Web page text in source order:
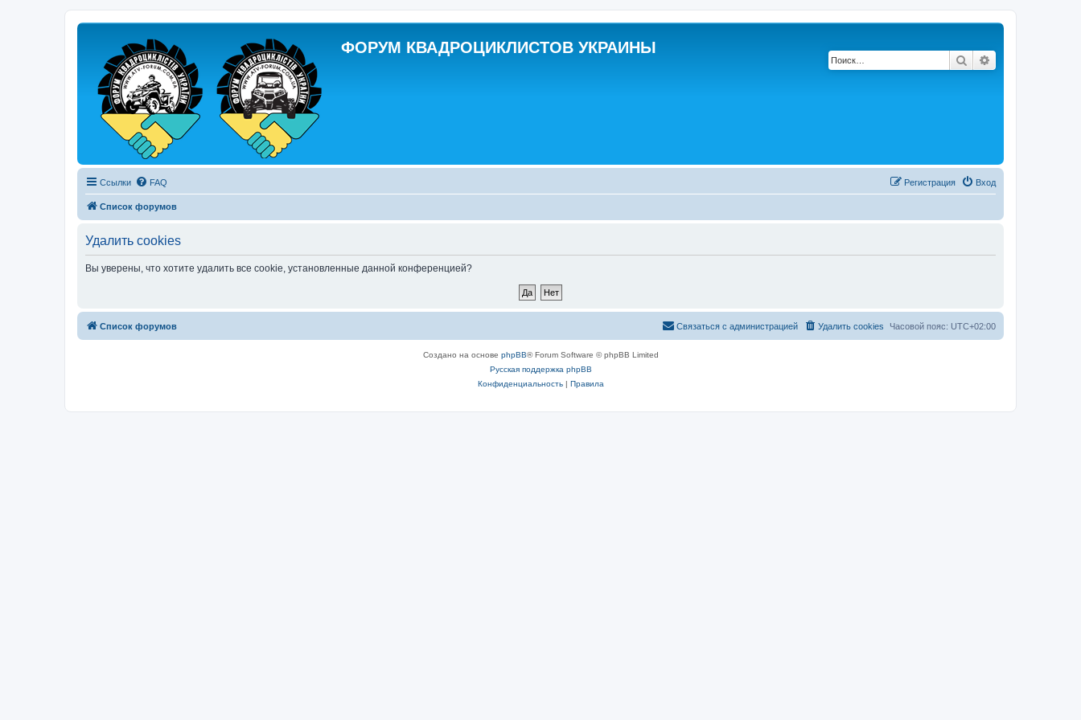
ФОРУМ КВАДРОЦИКЛИСТОВ УКРАИНЫ
Поиск
Ссылки FAQ Вход
Регистрация
Список форумов
Удалить cookies
Вы уверены, что хотите удалить все cookie, установленные данной конференцией?
Список форумов Часовой пояс: UTC+02:00
Удалить cookies
Связаться с администрацией
Создано на основе phpBB® Forum Software © phpBB Limited
Русская поддержка phpBB
Конфиденциальность| Правила